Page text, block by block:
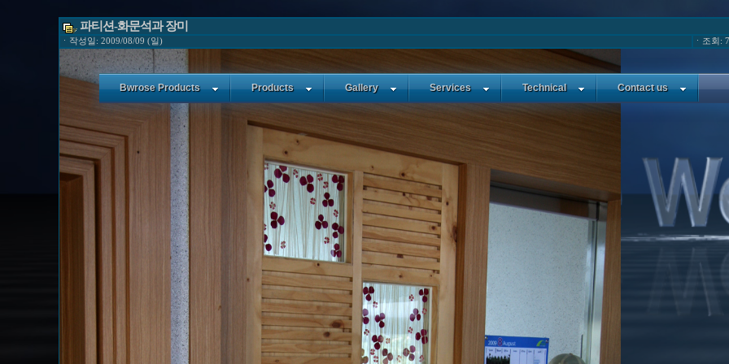
Bwrose Products Products Gallery Services Technical Contact us
파티션-화문석과 장미
ㆍ작성일: 2009/08/09 (일) ㆍ조회: